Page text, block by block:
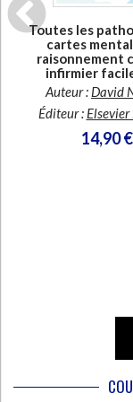
Toutes les
cartes
raisonnement
infirmier
Auteur : David
Éditeur :
14,90 €